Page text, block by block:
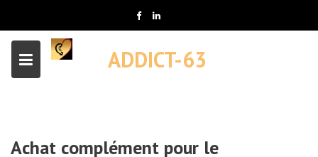
content
ADDICT-63
Achat complément pour le